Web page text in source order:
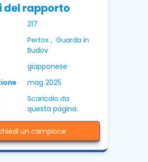
del rapporto
217
Pertox , Guarda in
Budov
giapponese
mag 2025
Scaricalo da
questa pagina.
un campione